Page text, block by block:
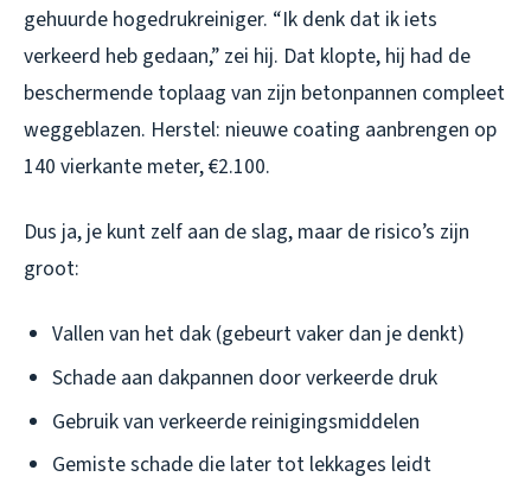
gehuurde hogedrukreiniger. “Ik denk dat ik iets
verkeerd heb gedaan,” zei hij. Dat klopte, hij had de
beschermende toplaag van zijn betonpannen compleet
weggeblazen. Herstel: nieuwe coating aanbrengen op
140 vierkante meter, €2.100.
Dus ja, je kunt zelf aan de slag, maar de risico’s zijn
groot:
Vallen van het dak (gebeurt vaker dan je denkt)
Schade aan dakpannen door verkeerde druk
Gebruik van verkeerde reinigingsmiddelen
Gemiste schade die later tot lekkages leidt